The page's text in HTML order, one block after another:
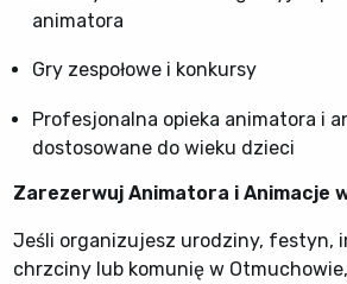
animatora
Gry zespołowe i konkursy
Profesjonalna opieka animatora i
dostosowane do wieku dzieci
Zarezerwuj Animatora i Animacje
Jeśli organizujesz urodziny, festyn,
chrzciny lub komunię w